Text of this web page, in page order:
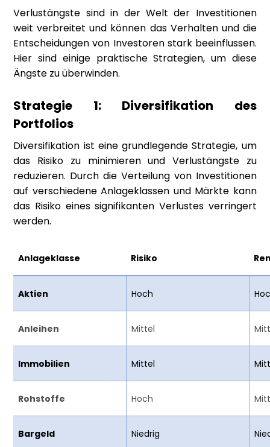
Verlustängste sind in der Welt der Investitionen
weit verbreitet und können das Verhalten und die
Entscheidungen von Investoren stark beeinflussen.
Hier sind einige praktische Strategien, um diese
Ängste zu überwinden.
Strategie 1: Diversifikation des
Portfolios
Diversifikation ist eine grundlegende Strategie, um
das Risiko zu minimieren und Verlustängste zu
reduzieren. Durch die Verteilung von Investitionen
auf verschiedene Anlageklassen und Märkte kann
das Risiko eines signifikanten Verlustes verringert
werden.
Anlageklasse Risiko
Aktien Hoch
Anleihen Mittel
Immobilien Mittel
Rohstoffe Hoch
Bargeld Niedrig